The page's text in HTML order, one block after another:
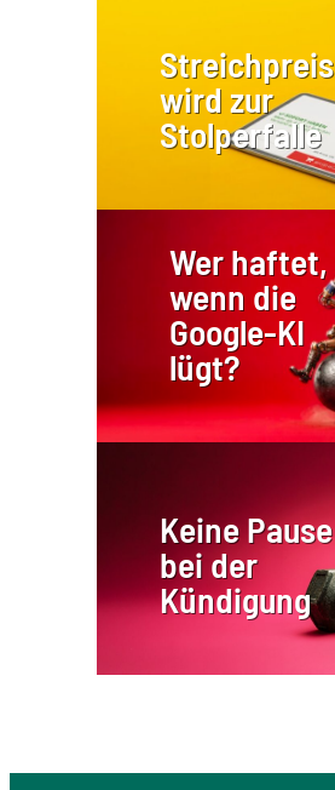
Streichpreis
wird zur
Stolperfalle
Wer haftet,
wenn die
Google-KI
lügt?
Keine Pause
bei der
Kündigung